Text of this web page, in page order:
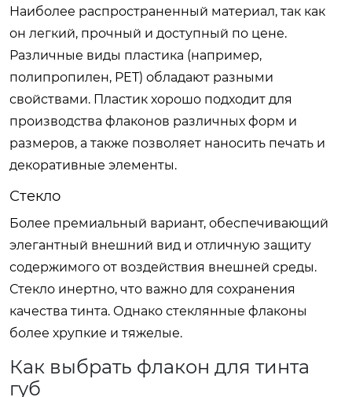
Наиболее распространенный материал, так как
он легкий, прочный и доступный по цене.
Различные виды пластика (например,
полипропилен, PET) обладают разными
свойствами. Пластик хорошо подходит для
производства флаконов различных форм и
размеров, а также позволяет наносить печать и
декоративные элементы.
Стекло
Более премиальный вариант, обеспечивающий
элегантный внешний вид и отличную защиту
содержимого от воздействия внешней среды.
Стекло инертно, что важно для сохранения
качества тинта. Однако стеклянные флаконы
более хрупкие и тяжелые.
Как выбрать флакон для тинта
губ